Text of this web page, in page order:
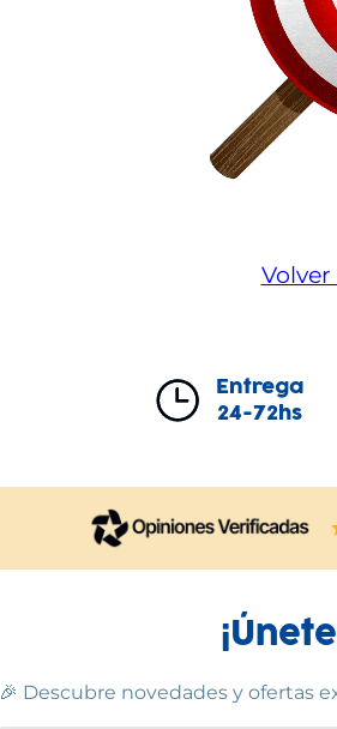
Entrega
24-72hs
🎉 Descubre novedades y ofertas